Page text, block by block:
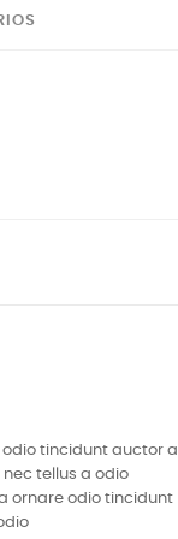
odio tincidunt auctor a
tellus a odio
ornare odio tincidunt